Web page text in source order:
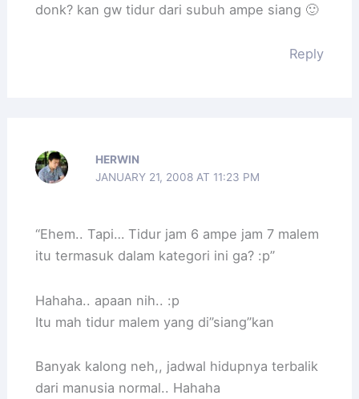
donk? kan gw tidur dari subuh ampe siang 🙂
Reply
HERWIN
JANUARY 21, 2008 AT 11:23 PM
“Ehem.. Tapi… Tidur jam 6 ampe jam 7 malem
itu termasuk dalam kategori ini ga? :p”
Hahaha.. apaan nih.. :p
Itu mah tidur malem yang di”siang”kan
Banyak kalong neh,, jadwal hidupnya terbalik
dari manusia normal.. Hahaha